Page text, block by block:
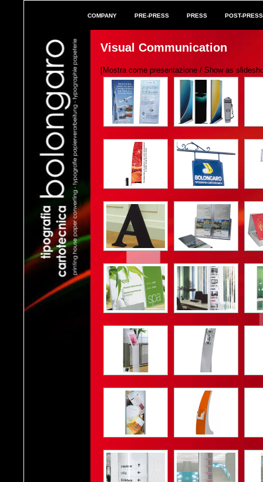
COMPANY PRE-PRESS PRESS POST-PRESS
Visual Communication
[Mostra come presentazione / Show as